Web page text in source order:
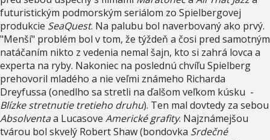
futuristickým podmorským seriálom zo Spielbergovej
produkcie SeaQuest. Na palubu bol naverbovaný ako prvý.
"Menší" problém bol v tom, že týždeň a čosi pred samotným
natáčaním nikto z vedenia nemal šajn, kto si zahrá lovca a
experta na ryby. Nakoniec na poslednú chvíľu Spielberg
prehovoril mladého a nie veľmi známeho Richarda
Dreyfussa (onedlho sa stretli na ďalšom veľkom kúsku -
Blízke stretnutie tretieho druhu). Ten mal dovtedy za sebou
Absolventaa Lucasove Americké grafity. Najznámejšou
tvárou bol skvelý Robert Shaw (bondovka Srdečné